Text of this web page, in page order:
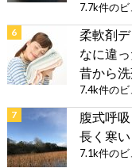
7.7k件のビ
柔軟剤
なに違っ
昔から
7.4k件のビ
腹式呼
長く寒
7.1k件のビ